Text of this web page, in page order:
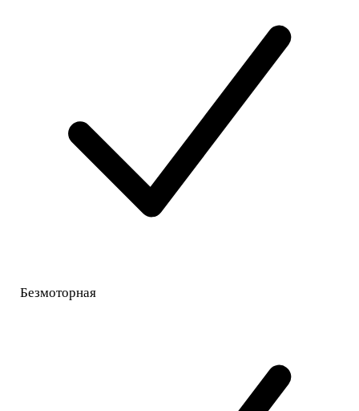
Безмоторная